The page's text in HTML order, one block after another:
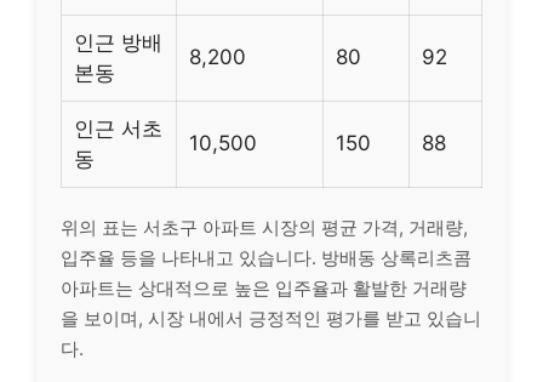
인근 방배
본동
8,200 80 92
인근 서초
동
10,500 150 88
위의 표는 서초구 아파트 시장의 평균 가격, 거래량,
입주율 등을 나타내고 있습니다. 방배동 상록리츠콤
아파트는 상대적으로 높은 입주율과 활발한 거래량
을 보이며, 시장 내에서 긍정적인 평가를 받고 있습니
다.